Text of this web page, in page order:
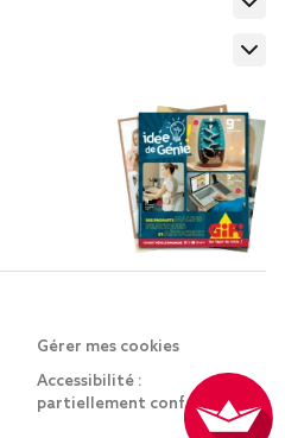
Gérer mes cookies
Accessibilité :
partiellement conforme